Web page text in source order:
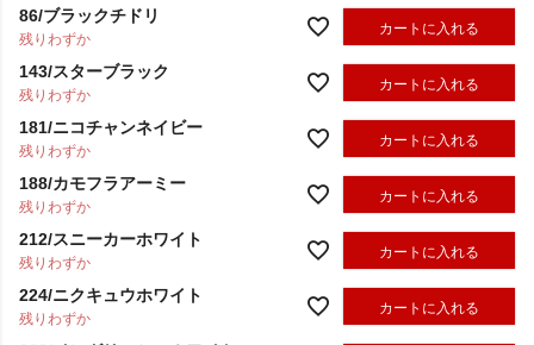
86/ブラックチドリ
残りわずか
カートに入れる
143/スターブラック
残りわずか
カートに入れる
181/ニコチャンネイビー
残りわずか
カートに入れる
188/カモフラアーミー
残りわずか
カートに入れる
212/スニーカーホワイト
残りわずか
カートに入れる
224/ニクキュウホワイト
残りわずか
カートに入れる